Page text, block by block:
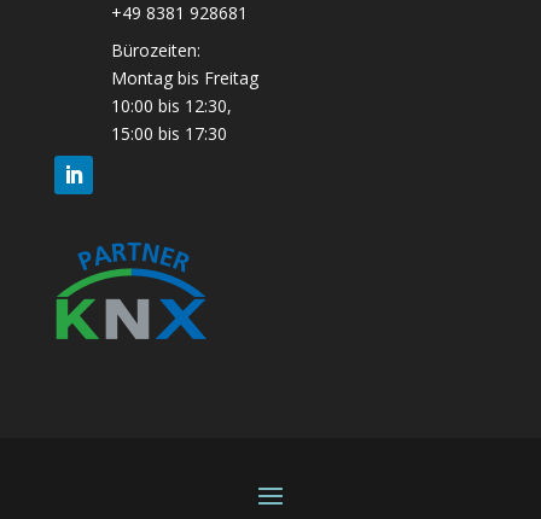
+49 8381 928681
Bürozeiten:
Montag bis Freitag
10:00 bis 12:30,
15:00 bis 17:30